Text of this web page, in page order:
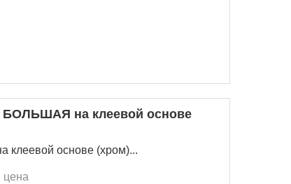
на клеевой основе
основе (хром)...
цена